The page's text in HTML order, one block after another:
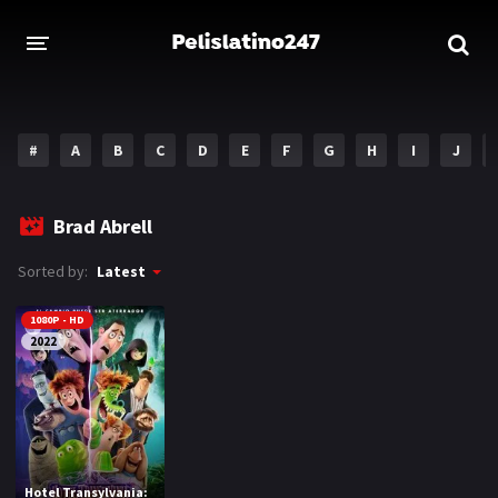
ESTRENOS 2023
Drama
DISNEY
HBO MAX
AMAZON PRIME
# A B C D E F G H I J
Brad Abrell
Sorted by: Latest
1080P - HD
2022
Hotel Transylvania: